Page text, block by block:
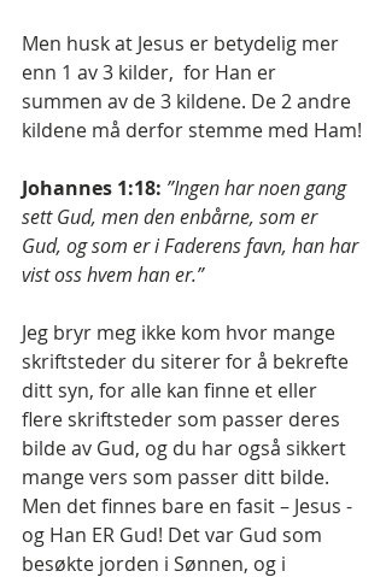
Men husk at Jesus er betydelig mer
enn 1 av 3 kilder,  for Han er
summen av de 3 kildene. De 2 andre
kildene må derfor stemme med Ham!
Johannes 1:18: ”Ingen har noen gang
sett Gud, men den enbårne, som er
Gud, og som er i Faderens favn, han har
vist oss hvem han er.”
Jeg bryr meg ikke kom hvor mange
skriftsteder du siterer for å bekrefte
ditt syn, for alle kan finne et eller
flere skriftsteder som passer deres
bilde av Gud, og du har også sikkert
mange vers som passer ditt bilde.
Men det finnes bare en fasit – Jesus -
og Han ER Gud! Det var Gud som
besøkte jorden i Sønnen, og i